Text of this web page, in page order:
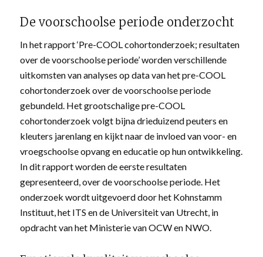
De voorschoolse periode onderzocht
In het rapport ‘Pre-COOL cohortonderzoek; resultaten
over de voorschoolse periode’ worden verschillende
uitkomsten van analyses op data van het pre-COOL
cohortonderzoek over de voorschoolse periode
gebundeld. Het grootschalige pre-COOL
cohortonderzoek volgt bijna drieduizend peuters en
kleuters jarenlang en kijkt naar de invloed van voor- en
vroegschoolse opvang en educatie op hun ontwikkeling.
In dit rapport worden de eerste resultaten
gepresenteerd, over de voorschoolse periode. Het
onderzoek wordt uitgevoerd door het Kohnstamm
Instituut, het ITS en de Universiteit van Utrecht, in
opdracht van het Ministerie van OCW en NWO.